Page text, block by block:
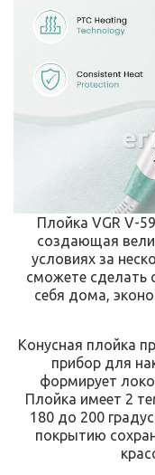
Плойка VGR V-
создающая
условиях за
сможете сделать
себя дома,
Конусная плойка
прибор для
формирует
Плойка имеет 2
180 до 200
покрытию